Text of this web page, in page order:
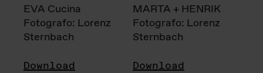
EVA Cucina
Fotografo: Lorenz
Sternbach
Download
MARTA + HENRIK
Fotografo: Lorenz
Sternbach
Download